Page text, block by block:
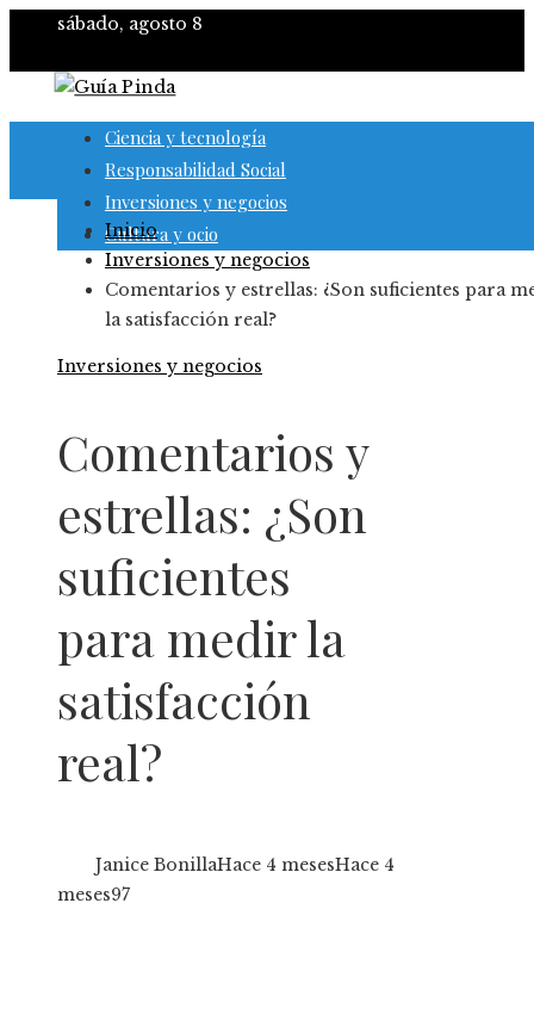
sábado, agosto 8
Ciencia y tecnología
Responsabilidad Social
Inversiones y negocios
Cultura y ocio
Inicio
Inversiones y negocios
Comentarios y estrellas: ¿Son suficientes para
la satisfacción real?
Inversiones y negocios
Comentarios y
estrellas: ¿Son
suficientes
para medir la
satisfacción
real?
Janice BonillaHace 4 mesesHace 4
meses97